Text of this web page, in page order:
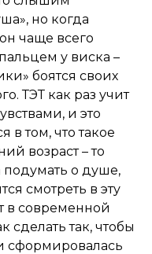
но когда
чаще всего
у виска –
боятся своих
ТЭТ как раз учит
и это
в том, что такое
возраст – то
подумать о душе,
смотреть в эту
в современной
сделать так, чтобы
сформировалась